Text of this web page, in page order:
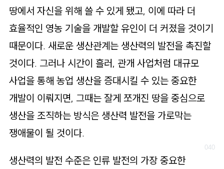
땅에서 자신을 위해 쓸 수 있게 됐고, 이에 따라 더
효율적인 영농 기술을 개발할 유인이 더 커졌을 것이기
때문이다. 새로운 생산관계는 생산력의 발전을 촉진할
것이다. 그러나 시간이 흘러, 관개 사업처럼 대규모
사업을 통해 농업 생산을 증대시킬 수 있는 중요한
개발이 이뤄지면, 그때는 잘게 쪼개진 땅을 중심으로
생산을 조직하는 방식은 생산력 발전을 가로막는
쟁애물이 될 것이다.
생산력의 발전 수준은 인류 발전의 가장 중요한